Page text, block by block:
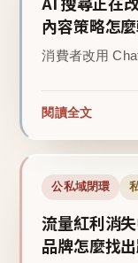
內容策略怎
消費者改用
閱讀全文
公私域閉環
流量紅利消
品牌怎麼找